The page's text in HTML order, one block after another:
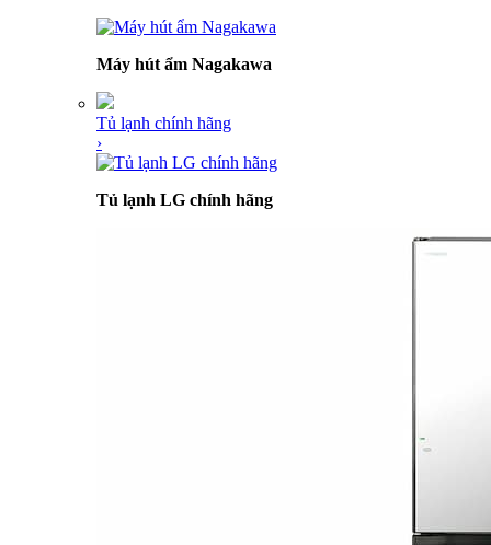
Máy hút ẩm Nagakawa
Tủ lạnh chính hãng
›
Tủ lạnh LG chính hãng